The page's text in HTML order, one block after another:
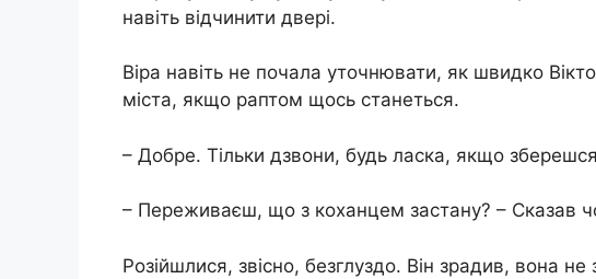
навіть відчинити двері.
Віра навіть не почала уточнювати, як швидко
міста, якщо раптом щось станеться.
– Добре. Тільки дзвони, будь ласка, якщо зберешся
– Переживаєш, що з коханцем застану? – Сказав
Розійшлися, звісно, безглуздо. Він зрадив, вона